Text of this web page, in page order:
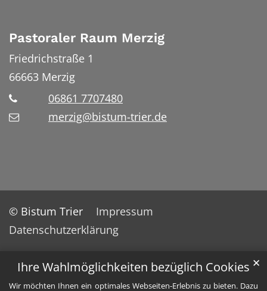
Ihre Wahlmöglichkeiten bezüglich Cookies
Wir möchten Ihnen ein optimales Webseiten-Erlebnis zu bieten. Dazu
✕
Pastoraler Raum Merzig
Friedrichstraße 1
66663 Merzig
06861 7707480
merzig@bistum-trier.de
© Bistum Trier
Impressum
Datenschutzerklärung